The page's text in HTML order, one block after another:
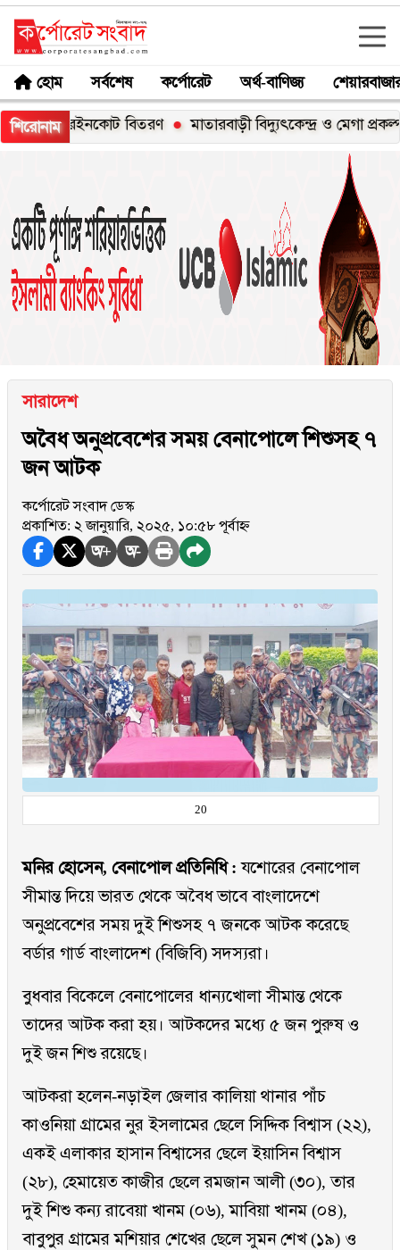
হোম সর্বশেষ কর্পোরেট অর্থ-বাণিজ্য
শিরোনাম
রেইনকোট বিতরণ মাতারবাড়ী বিদ্যুৎকেন্দ্র ও মেগা প্রকল্প
সারাদেশ
অবৈধ অনুপ্রবেশের সময় বেনাপোলে শিশুসহ ৭
জন আটক
কর্পোরেট সংবাদ ডেস্ক
প্রকাশিত: ২ জানুয়ারি, ২০২৫, ১০:৫৮ পূর্বাহ্ন
অ+ অ-
20
মনির হোসেন, বেনাপোল প্রতিনিধি : যশোরের বেনাপোল
সীমান্ত দিয়ে ভারত থেকে অবৈধ ভাবে বাংলাদেশে
অনুপ্রবেশের সময় দুই শিশুসহ ৭ জনকে আটক করেছে
বর্ডার গার্ড বাংলাদেশ (বিজিবি) সদস্যরা।
বুধবার বিকেলে বেনাপোলের ধান্যখোলা সীমান্ত থেকে
তাদের আটক করা হয়। আটকদের মধ্যে ৫ জন পুরুষ ও
দুই জন শিশু রয়েছে।
আটকরা হলেন-নড়াইল জেলার কালিয়া থানার পাঁচ
কাওনিয়া গ্রামের নুর ইসলামের ছেলে সিদ্দিক বিশ্বাস (২২),
একই এলাকার হাসান বিশ্বাসের ছেলে ইয়াসিন বিশ্বাস
(২৮), হেমায়েত কাজীর ছেলে রমজান আলী (৩০), তার
দুই শিশু কন্য রাবেয়া খানম (০৬), মাবিয়া খানম (০৪),
বাবুপুর গ্রামের মশিয়ার শেখের ছেলে সুমন শেখ (১৯) ও